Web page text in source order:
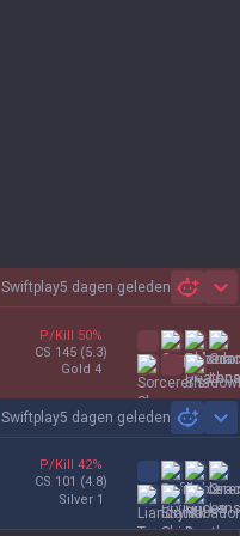
Swiftplay5 dagen geleden
P/Kill 50%
CS 145 (5.3)
gold 4
Swiftplay5 dagen geleden
P/Kill 42%
CS 101 (4.8)
silver 1